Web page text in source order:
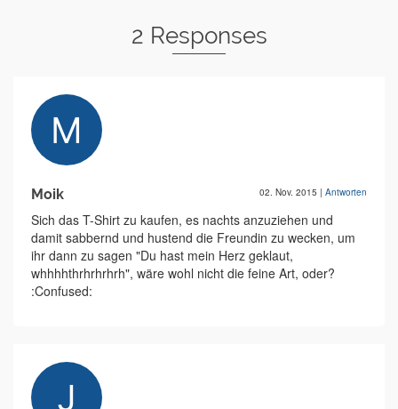
2 Responses
Moik 02. Nov. 2015 | Antworten
Sich das T-Shirt zu kaufen, es nachts anzuziehen und
damit sabbernd und hustend die Freundin zu wecken, um
ihr dann zu sagen "Du hast mein Herz geklaut,
whhhhthrhrhrhrh", wäre wohl nicht die feine Art, oder?
:Confused: